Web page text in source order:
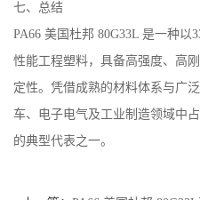
七、总结
PA66 美国杜邦 80G33L 是一种以
性能工程塑料，具备高强度、高
定性。凭借成熟的材料体系与广
车、电子电气及工业制造领域中
的典型代表之一。